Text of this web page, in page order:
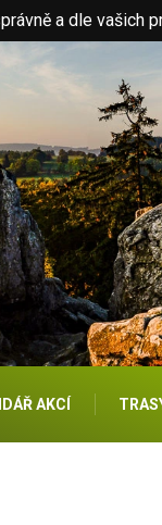
a dle vašich
AKCÍ